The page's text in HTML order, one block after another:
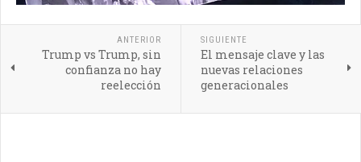
ANTERIOR
Trump vs Trump, sin
confianza no hay
reelección
SIGUIENTE
El mensaje clave y las
nuevas relaciones
generacionales